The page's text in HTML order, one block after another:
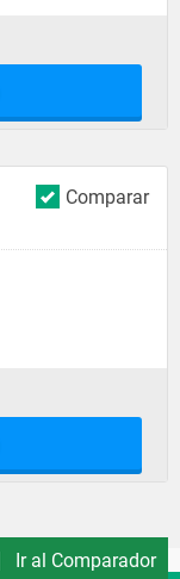
Comparar
Ir al Comparador